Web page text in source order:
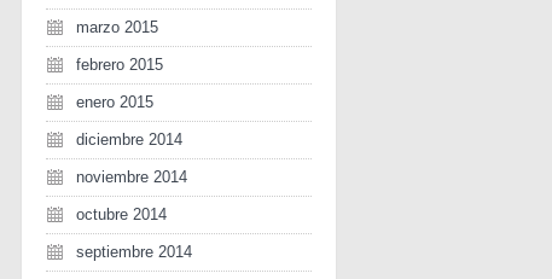
marzo 2015
febrero 2015
enero 2015
diciembre 2014
noviembre 2014
octubre 2014
septiembre 2014